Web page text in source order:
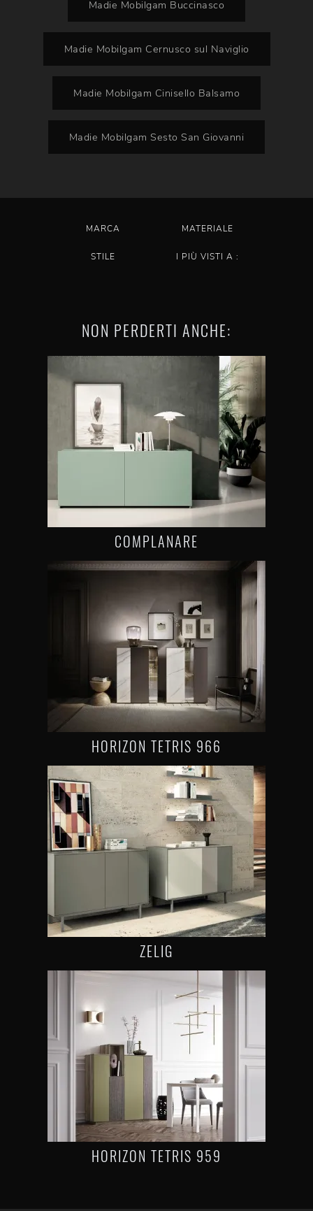
Madie Mobilgam Buccinasco
Madie Mobilgam Cernusco sul Naviglio
Madie Mobilgam Cinisello Balsamo
Madie Mobilgam Sesto San Giovanni
MARCA MATERIALE
STILE I PIÙ VISTI A :
NON PERDERTI ANCHE:
COMPLANARE
HORIZON TETRIS 966
ZELIG
HORIZON TETRIS 959